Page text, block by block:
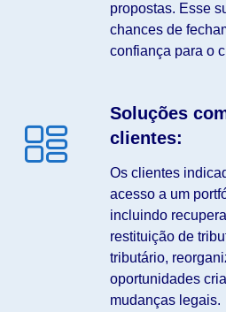
propostas. Esse
chances de
confiança para o
Soluções
clientes:
Os clientes
acesso a um
incluindo
restituição de
tributário,
oportunidades
mudanças legais.